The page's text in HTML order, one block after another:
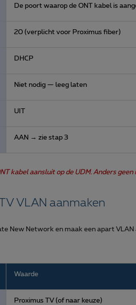
De poort waarop de ONT kabel is
20 (verplicht voor Proximus fiber)
DHCP
Niet nodig — leeg laten
UIT
AAN → zie stap 3
kabel aansluit op de UDM. Anders
VLAN aanmaken
New Network en maak een apart VLAN
Waarde
Proximus TV (of naar keuze)